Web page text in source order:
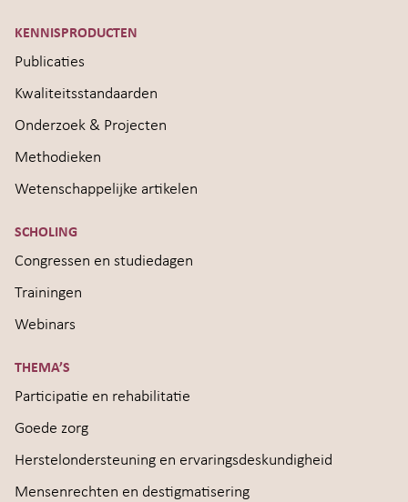
KENNISPRODUCTEN
Publicaties
Kwaliteitsstandaarden
Onderzoek & Projecten
Methodieken
Wetenschappelijke artikelen
SCHOLING
Congressen en studiedagen
Trainingen
Webinars
THEMA’S
Participatie en rehabilitatie
Goede zorg
Herstelondersteuning en ervaringsdeskundigheid
Mensenrechten en destigmatisering